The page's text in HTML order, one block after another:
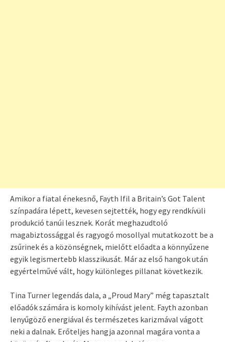
Amikor a fiatal énekesnő, Fayth Ifil a Britain’s Got Talent
színpadára lépett, kevesen sejtették, hogy egy rendkívüli
produkció tanúi lesznek. Korát meghazudtoló
magabiztossággal és ragyogó mosollyal mutatkozott be a
zsűrinek és a közönségnek, mielőtt előadta a könnyűzene
egyik legismertebb klasszikusát. Már az első hangok után
egyértelművé vált, hogy különleges pillanat következik.
Tina Turner legendás dala, a „Proud Mary” még tapasztalt
előadók számára is komoly kihívást jelent. Fayth azonban
lenyűgöző energiával és természetes karizmával vágott
neki a dalnak. Erőteljes hangja azonnal magára vonta a